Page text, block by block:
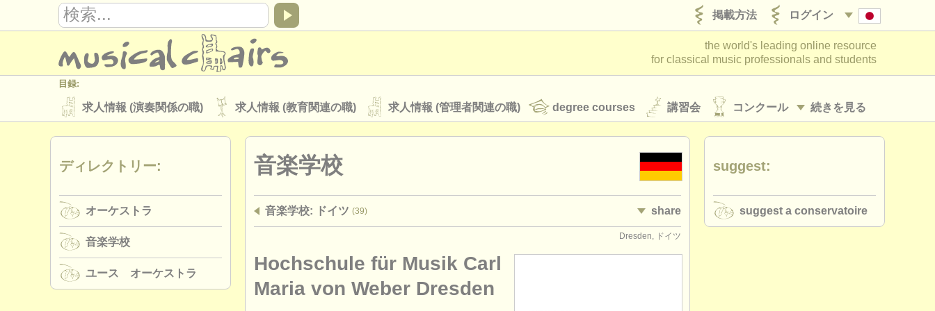
ログイン
掲載方法
the world's leading online resource
for classical music professionals and students
目録:
続きを見る
求人情報 (演奏関係の職) 求人情報 (教育関連の職) 求人情報 (管理者関連の職) degree courses 講習会 コンクール
楽器の販売 盗まれた楽器
ディレクトリー:
musicalchairs:
musicalchairsについて
出版社:
掲載方法 find out about our ATS ログイン
音楽学校
音楽学校: ドイツ (39) share
Dresden, ドイツ
Hochschule für Musik Carl
Maria von Weber Dresden
ディレクトリー:
オーケストラ
音楽学校
ユース オーケストラ
suggest:
suggest a conservatoire